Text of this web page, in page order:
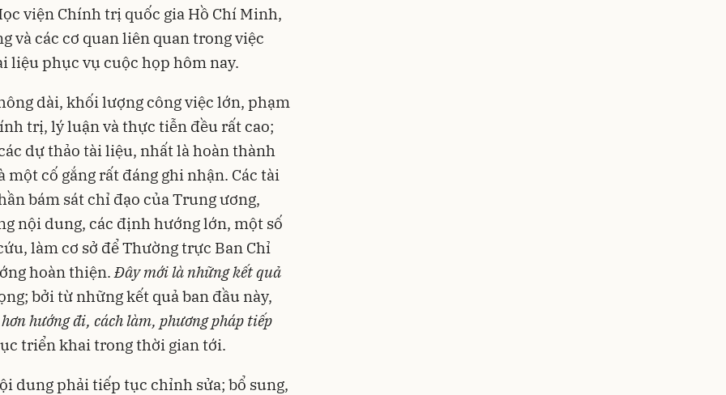
viện Chính trị quốc gia Hồ Chí Minh,
và các cơ quan liên quan trong việc
liệu phục vụ cuộc họp hôm nay.
dài, khối lượng công việc lớn, phạm
trị, lý luận và thực tiễn đều rất cao;
dự thảo tài liệu, nhất là hoàn thành
một cố gắng rất đáng ghi nhận. Các tài
bám sát chỉ đạo của Trung ương,
nội dung, các định hướng lớn, một số
làm cơ sở để Thường trực Ban Chỉ
hoàn thiện. Đây mới là những kết quả
bởi từ những kết quả ban đầu này,
hướng đi, cách làm, phương pháp tiếp
triển khai trong thời gian tới.
dung phải tiếp tục chỉnh sửa; bổ sung,